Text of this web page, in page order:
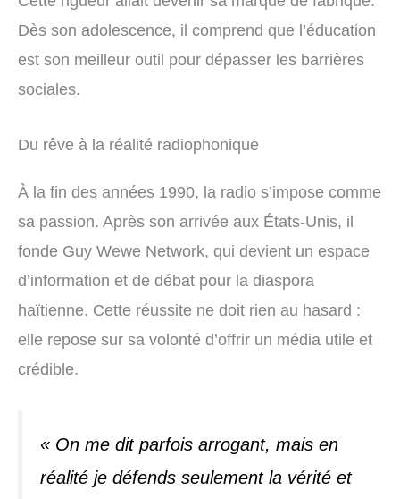
Dès son adolescence, il comprend que l’éducation
est son meilleur outil pour dépasser les barrières
sociales.
Du rêve à la réalité radiophonique
À la fin des années 1990, la radio s’impose comme
sa passion. Après son arrivée aux États-Unis, il
fonde Guy Wewe Network, qui devient un espace
d’information et de débat pour la diaspora
haïtienne. Cette réussite ne doit rien au hasard :
elle repose sur sa volonté d’offrir un média utile et
crédible.
« On me dit parfois arrogant, mais en
réalité je défends seulement la vérité et